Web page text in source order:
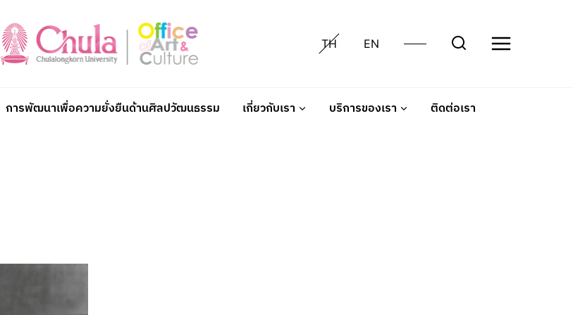
TH EN
การพัฒนาเพื่อความยั่งยืนด้านศิลปวัฒนธรรม เกี่ยวกับเรา บริการของเรา ติดต่อเรา